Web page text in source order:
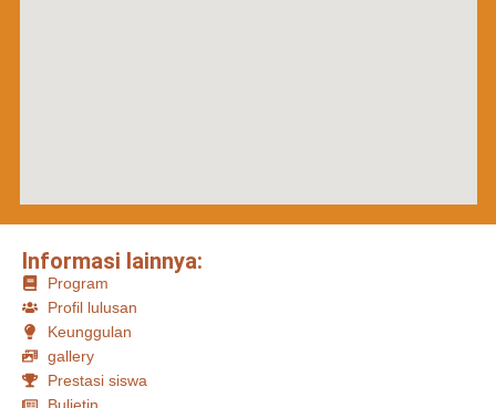
Informasi lainnya:
Program
Profil lulusan
Keunggulan
gallery
Prestasi siswa